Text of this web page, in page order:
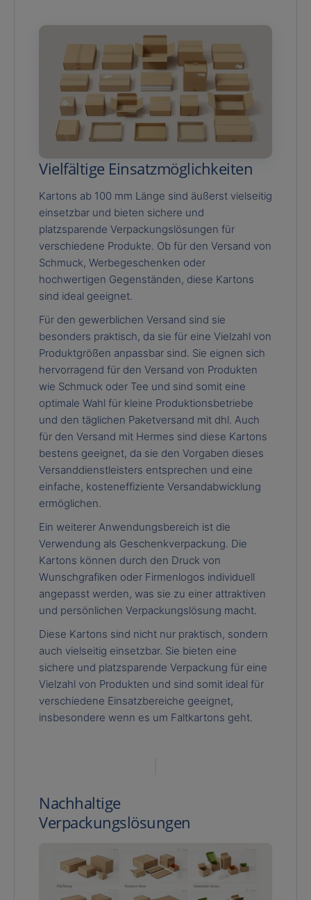
Vielfältige Einsatzmöglichkeiten
Kartons ab 100 mm Länge sind äußerst vielseitig
einsetzbar und bieten sichere und
platzsparende Verpackungslösungen für
verschiedene Produkte. Ob für den Versand von
Schmuck, Werbegeschenken oder
hochwertigen Gegenständen, diese Kartons
sind ideal geeignet.
Für den gewerblichen Versand sind sie
besonders praktisch, da sie für eine Vielzahl von
Produktgrößen anpassbar sind. Sie eignen sich
hervorragend für den Versand von Produkten
wie Schmuck oder Tee und sind somit eine
optimale Wahl für kleine Produktionsbetriebe
und den täglichen Paketversand mit dhl. Auch
für den Versand mit Hermes sind diese Kartons
bestens geeignet, da sie den Vorgaben dieses
Versanddienstleisters entsprechen und eine
einfache, kosteneffiziente Versandabwicklung
ermöglichen.
Ein weiterer Anwendungsbereich ist die
Verwendung als Geschenkverpackung. Die
Kartons können durch den Druck von
Wunschgrafiken oder Firmenlogos individuell
angepasst werden, was sie zu einer attraktiven
und persönlichen Verpackungslösung macht.
Diese Kartons sind nicht nur praktisch, sondern
auch vielseitig einsetzbar. Sie bieten eine
sichere und platzsparende Verpackung für eine
Vielzahl von Produkten und sind somit ideal für
verschiedene Einsatzbereiche geeignet,
insbesondere wenn es um Faltkartons geht.
Nachhaltige
Verpackungslösungen